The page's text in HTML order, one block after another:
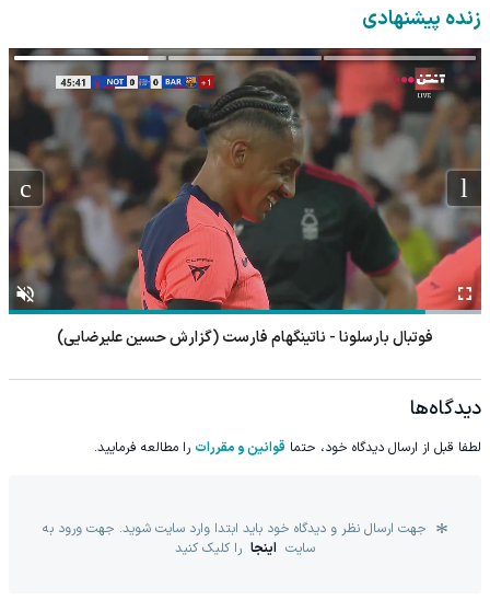
زنده پیشنهادی
فوتبال بارسلونا - ناتینگهام فارست (گزارش حسین علیرضایی)
دیدگاه‌ها
لطفا قبل از ارسال دیدگاه خود، حتما قوانین و مقررات را مطالعه فرمایید.
جهت ارسال نظر و دیدگاه خود باید ابتدا وارد سایت شوید. جهت ورود به
سایت اینجا را کلیک کنید